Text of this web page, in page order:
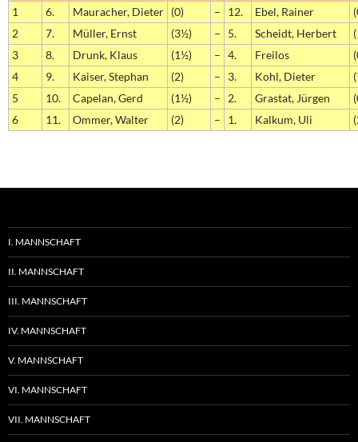
1
6. Mauracher, Dieter (0) – 12. Ebel, Rainer
2
7. Müller, Ernst (3½) – 5. Scheidt, Herbert
3
8. Drunk, Klaus (1½) – 4. Freilos
4
9. Kaiser, Stephan (2) – 3. Kohl, Dieter
5
10. Capelan, Gerd (1½) – 2. Grastat, Jürgen
6
11. Ommer, Walter (2) – 1. Kalkum, Uli
I. MANNSCHAFT
II. MANNSCHAFT
III. MANNSCHAFT
IV. MANNSCHAFT
V. MANNSCHAFT
VI. MANNSCHAFT
VII. MANNSCHAFT